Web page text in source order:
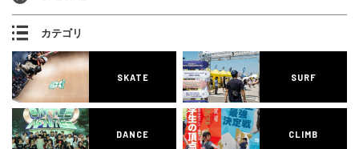
カテゴリ
SKATE SURF
DANCE CLIMB